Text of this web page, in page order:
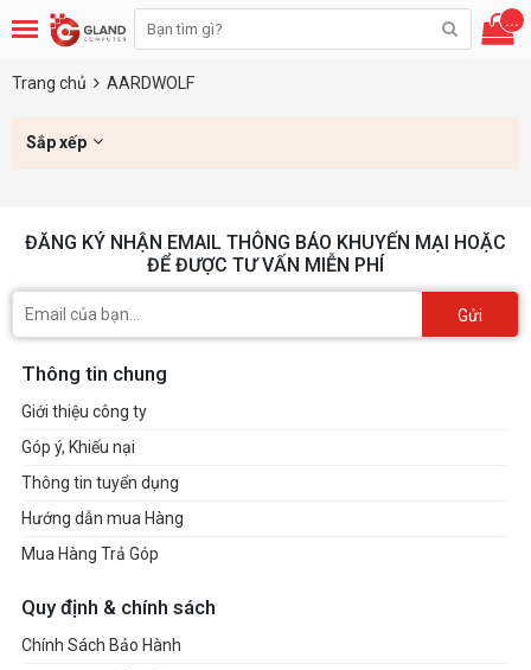
...
Trang chủ AARDWOLF
Sắp xếp
ĐĂNG KÝ NHẬN EMAIL THÔNG BÁO KHUYẾN MẠI HOẶC
ĐỂ ĐƯỢC TƯ VẤN MIỄN PHÍ
Gửi
Thông tin chung
Giới thiệu công ty
Góp ý, Khiếu nại
Thông tin tuyển dụng
Hướng dẫn mua Hàng
Mua Hàng Trả Góp
Quy định & chính sách
Chính Sách Bảo Hành